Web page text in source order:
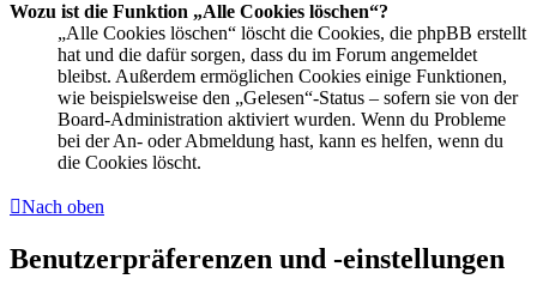
Wozu ist die Funktion „Alle Cookies löschen“?
„Alle Cookies löschen“ löscht die Cookies, die phpBB erstellt
hat und die dafür sorgen, dass du im Forum angemeldet
bleibst. Außerdem ermöglichen Cookies einige Funktionen,
wie beispielsweise den „Gelesen“-Status – sofern sie von der
Board-Administration aktiviert wurden. Wenn du Probleme
bei der An- oder Abmeldung hast, kann es helfen, wenn du
die Cookies löscht.
Nach oben
Benutzerpräferenzen und -einstellungen